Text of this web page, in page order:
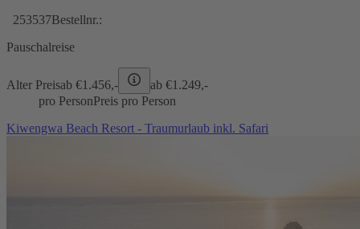
253537Bestellnr.:
Pauschalreise
Alter Preisab €1.456,- ab €1.249,-
pro PersonPreis pro Person
Kiwengwa Beach Resort - Traumurlaub inkl. Safari